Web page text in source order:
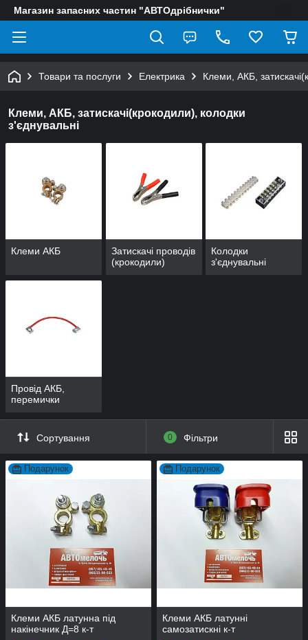
Магазин запасних частин "АВТОдрібнички"
Товари та послуги Електрика Клеми, АКБ,
Клеми, АКБ, затискачі(крокодили), колодки
з'єднувальні
Клеми АКБ
Затискачі проводів
(крокодили)
Колодки
з'єднувальні
Провід АКБ,
перемички
Сортування 0 Фільтри
Подарунок
Клеми АКБ латунна під
накінечник Д=8 к-т
Подарунок
Клеми АКБ латунні
самозатискні к-т